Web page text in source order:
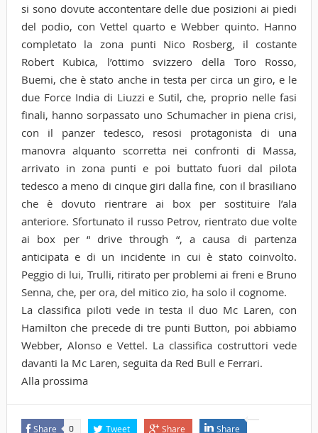
si sono dovute accontentare delle due posizioni ai piedi
del podio, con Vettel quarto e Webber quinto. Hanno
completato la zona punti Nico Rosberg, il costante
Robert Kubica, l’ottimo svizzero della Toro Rosso,
Buemi, che è stato anche in testa per circa un giro, e le
due Force India di Liuzzi e Sutil, che, proprio nelle fasi
finali, hanno sorpassato uno Schumacher in piena crisi,
con il panzer tedesco, resosi protagonista di una
manovra alquanto scorretta nei confronti di Massa,
arrivato in zona punti e poi buttato fuori dal pilota
tedesco a meno di cinque giri dalla fine, con il brasiliano
che è dovuto rientrare ai box per sostituire l’ala
anteriore. Sfortunato il russo Petrov, rientrato due volte
ai box per “ drive through “, a causa di partenza
anticipata e di un incidente in cui è stato coinvolto.
Peggio di lui, Trulli, ritirato per problemi ai freni e Bruno
Senna, che, per ora, del mitico zio, ha solo il cognome.
La classifica piloti vede in testa il duo Mc Laren, con
Hamilton che precede di tre punti Button, poi abbiamo
Webber, Alonso e Vettel. La classifica costruttori vede
davanti la Mc Laren, seguita da Red Bull e Ferrari.
Alla prossima
Share 0 Tweet Share Share